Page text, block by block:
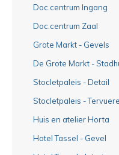
Doc.centrum Ingang
Doc.centrum Zaal
Grote Markt - Gevels
De Grote Markt -
Stocletpaleis - Detail
Stocletpaleis -
Huis en atelier Horta
Hotel Tassel - Gevel